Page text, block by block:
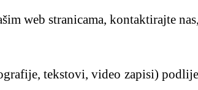
web stranicama, kontaktirajte
tekstovi, video zapisi)